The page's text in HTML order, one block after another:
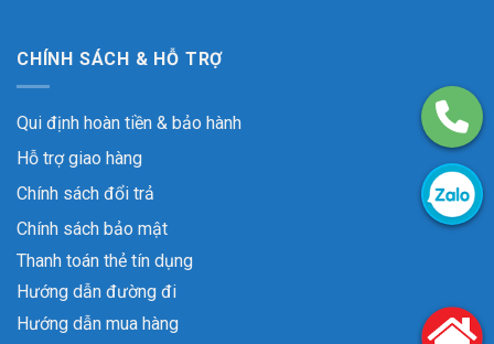
CHÍNH SÁCH & HỖ TRỢ
Qui định hoàn tiền & bảo hành
Hỗ trợ giao hàng
Chính sách đổi trả
Chính sách bảo mật
Thanh toán thẻ tín dụng
Hướng dẫn đường đi
Hướng dẫn mua hàng